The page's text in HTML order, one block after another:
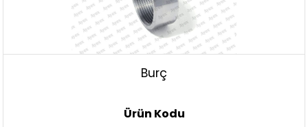
Burç
Ürün Kodu